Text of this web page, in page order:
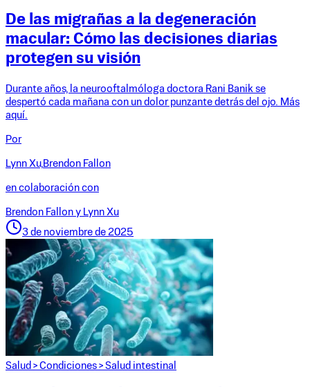
De las migrañas a la degeneración
macular: Cómo las decisiones diarias
protegen su visión
Durante años, la neurooftalmóloga doctora Rani Banik se
despertó cada mañana con un dolor punzante detrás del ojo. Más
aquí.
Por
Lynn Xu, Brendon Fallon
en colaboración con
Brendon Fallon y Lynn Xu
3 de noviembre de 2025
Salud > Condiciones > Salud intestinal